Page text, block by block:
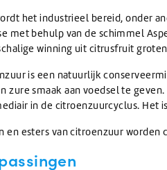
& hulpmiddelen
& slangen
het industrieel bereid, onder
met behulp van de schimmel
winning uit citrusfruit
is een natuurlijk
zure smaak aan voedsel te
in de citroenzuurcyclus. Het
en esters van citroenzuur worden